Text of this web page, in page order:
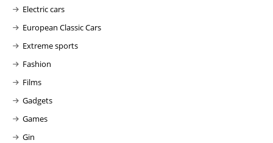
Electric cars
European Classic Cars
Extreme sports
Fashion
Films
Gadgets
Games
Gin